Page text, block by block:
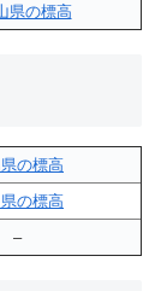
県の標高
の標高
の標高
–